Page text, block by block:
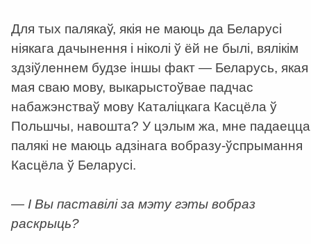
Для тых палякаў, якія не маюць да Беларусі
ніякага дачынення і ніколі ў ёй не былі, вялікім
здзіўленнем будзе іншы факт — Беларусь, якая
мая сваю мову, выкарыстоўвае падчас
набажэнстваў мову Каталіцкага Касцёла ў
Польшчы, навошта? У цэлым жа, мне
палякі не маюць адзінага вобразу-ўспрымання
Касцёла ў Беларусі.
— І Вы паставілі за мэту гэты вобраз
раскрыць?